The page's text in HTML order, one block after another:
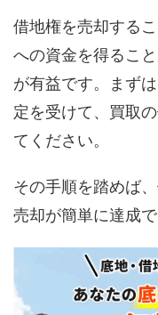
借地権を売却する
への資金を得るこ
が有益です。まず
定を受けて、買取
てください。
その手順を踏めば
売却が簡単に達成で